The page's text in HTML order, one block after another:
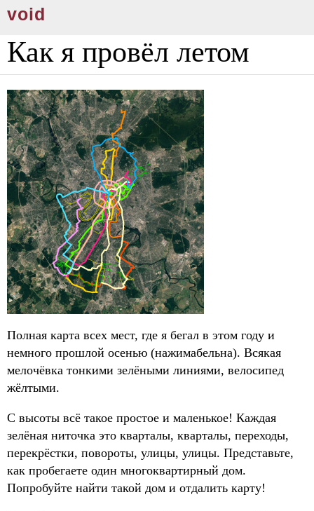
void
Как я провёл летом
Полная карта всех мест, где я бегал в этом году и
немного прошлой осенью (нажимабельна). Всякая
мелочёвка тонкими зелёными линиями, велосипед
жёлтыми.
С высоты всё такое простое и маленькое! Каждая
зелёная ниточка это кварталы, кварталы, переходы,
перекрёстки, повороты, улицы, улицы. Представьте,
как пробегаете один многоквартирный дом.
Попробуйте найти такой дом и отдалить карту!